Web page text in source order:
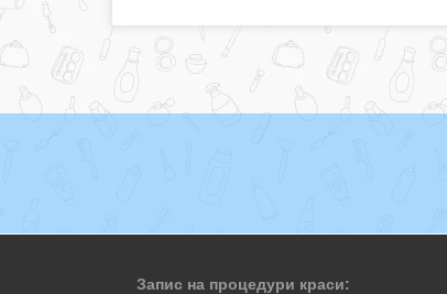
Запис на процедури краси: